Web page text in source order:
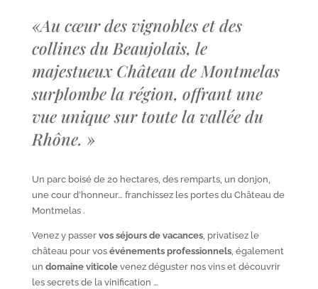
«Au cœur des vignobles et des
collines du Beaujolais, le
majestueux Château de Montmelas
surplombe la région, offrant une
vue unique sur toute la vallée du
Rhône. »
Un parc boisé de 20 hectares, des remparts, un donjon,
une cour d’honneur… franchissez les portes du Château de
Montmelas .
Venez y passer vos séjours de vacances, privatisez le
château pour vos événements professionnels, également
un domaine viticolevenez déguster nos vins et découvrir
les secrets de la vinification …